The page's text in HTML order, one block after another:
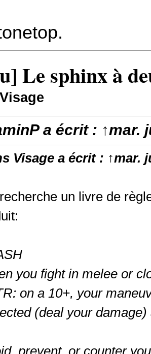
Le sphinx à
a écrit : ↑mar.
Visagea écrit : ↑mar.
un livre de
you fight in melee or
on a 10+, your
(deal your damage)
prevent, or counter